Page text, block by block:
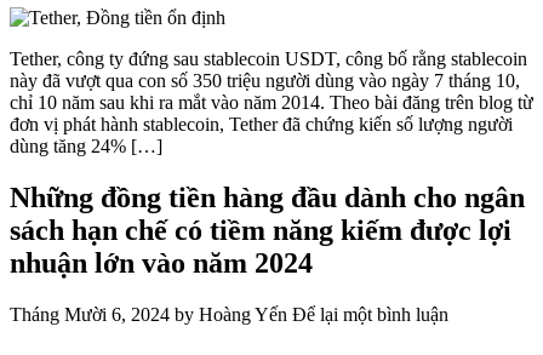
Tether, công ty đứng sau stablecoin USDT, công bố rằng stablecoin
này đã vượt qua con số 350 triệu người dùng vào ngày 7 tháng 10,
chỉ 10 năm sau khi ra mắt vào năm 2014. Theo bài đăng trên blog từ
đơn vị phát hành stablecoin, Tether đã chứng kiến ​​số lượng người
dùng tăng 24% […]
Những đồng tiền hàng đầu dành cho ngân
sách hạn chế có tiềm năng kiếm được lợi
nhuận lớn vào năm 2024
Tháng Mười 6, 2024 by Hoàng Yến Để lại một bình luận